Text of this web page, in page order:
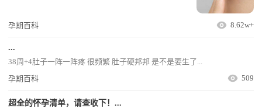
孕期百科 8.62w+
...
38周+4肚子一阵一阵疼 很频繁 肚子硬邦邦 是不是要生了...
孕期百科
509
超全的怀孕清单，请查收下！...